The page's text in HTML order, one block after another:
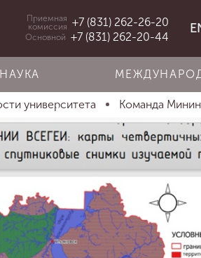
Приемная
комиссия +7 (831) 262-26-20
Основной +7 (831) 262-20-44
НАУКА
университета Команда